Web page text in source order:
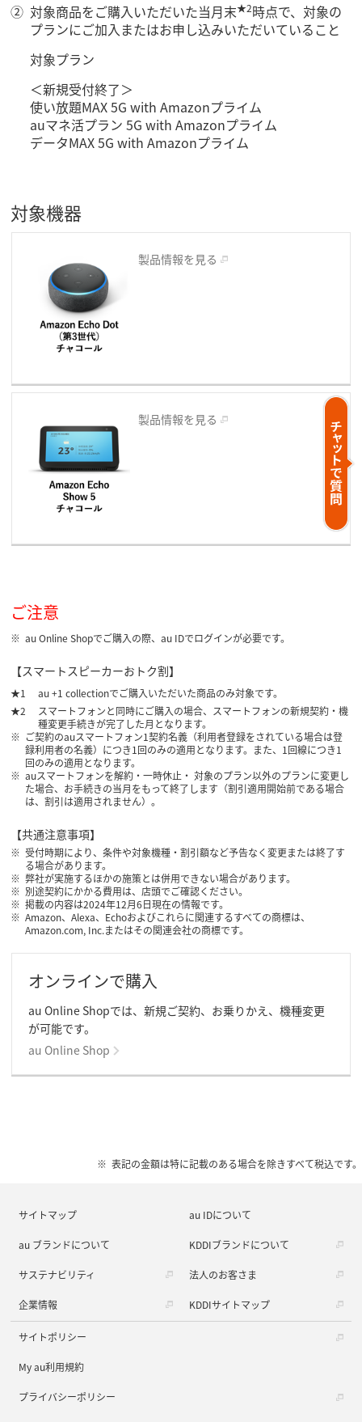
対象商品をご購入いただいた当月末★2時点で、対象の
プランにご加入またはお申し込みいただいていること
対象プラン
＜新規受付終了＞
使い放題MAX 5G with Amazonプライム
auマネ活プラン 5G with Amazonプライム
データMAX 5G with Amazonプライム
対象機器
製品情報を見る
製品情報を見る
ご注意
au Online Shopでご購入の際、au IDでログインが必要です。
【スマートスピーカーおトク割】
au +1 collectionでご購入いただいた商品のみ対象です。
スマートフォンと同時にご購入の場合、スマートフォンの新規契約・機
種変更手続きが完了した月となります。
ご契約のauスマートフォン1契約名義（利用者登録をされている場合は登
録利用者の名義）につき1回のみの適用となります。また、1回線につき1
回のみの適用となります。
auスマートフォンを解約・一時休止・ 対象のプラン以外のプランに変更し
た場合、お手続きの当月をもって終了します（割引適用開始前である場合
は、割引は適用されません）。
【共通注意事項】
受付時期により、条件や対象機種・割引額など予告なく変更または終了す
る場合があります。
弊社が実施するほかの施策とは併用できない場合があります。
別途契約にかかる費用は、店頭でご確認ください。
掲載の内容は2024年12月6日現在の情報です。
Amazon、Alexa、Echoおよびこれらに関連するすべての商標は、
Amazon.com, Inc.またはその関連会社の商標です。
オンラインで購入
​au Online Shopでは、新規ご契約、お乗りかえ、機種変更
が可能です。
au Online Shop
表記の金額は特に記載のある場合を除きすべて税込です。
サイトマップ au IDについて
au ブランドについて KDDIブランドについて
サステナビリティ 法人のお客さま
企業情報 KDDIサイトマップ
サイトポリシー
My au利用規約
プライバシーポリシー